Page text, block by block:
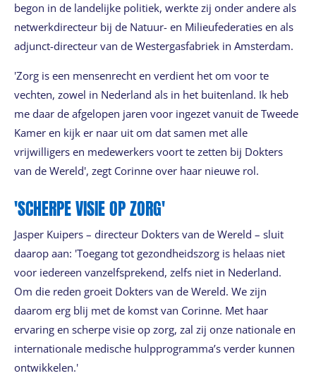
begon in de landelijke politiek, werkte zij onder andere als
netwerkdirecteur bij de Natuur- en Milieufederaties en als
adjunct-directeur van de Westergasfabriek in Amsterdam.
'Zorg is een mensenrecht en verdient het om voor te
vechten, zowel in Nederland als in het buitenland. Ik heb
me daar de afgelopen jaren voor ingezet vanuit de Tweede
Kamer en kijk er naar uit om dat samen met alle
vrijwilligers en medewerkers voort te zetten bij Dokters
van de Wereld', zegt Corinne over haar nieuwe rol.
'SCHERPE VISIE OP ZORG'
Jasper Kuipers – directeur Dokters van de Wereld – sluit
daarop aan: 'Toegang tot gezondheidszorg is helaas niet
voor iedereen vanzelfsprekend, zelfs niet in Nederland.
Om die reden groeit Dokters van de Wereld. We zijn
daarom erg blij met de komst van Corinne. Met haar
ervaring en scherpe visie op zorg, zal zij onze nationale en
internationale medische hulpprogramma’s verder kunnen
ontwikkelen.'